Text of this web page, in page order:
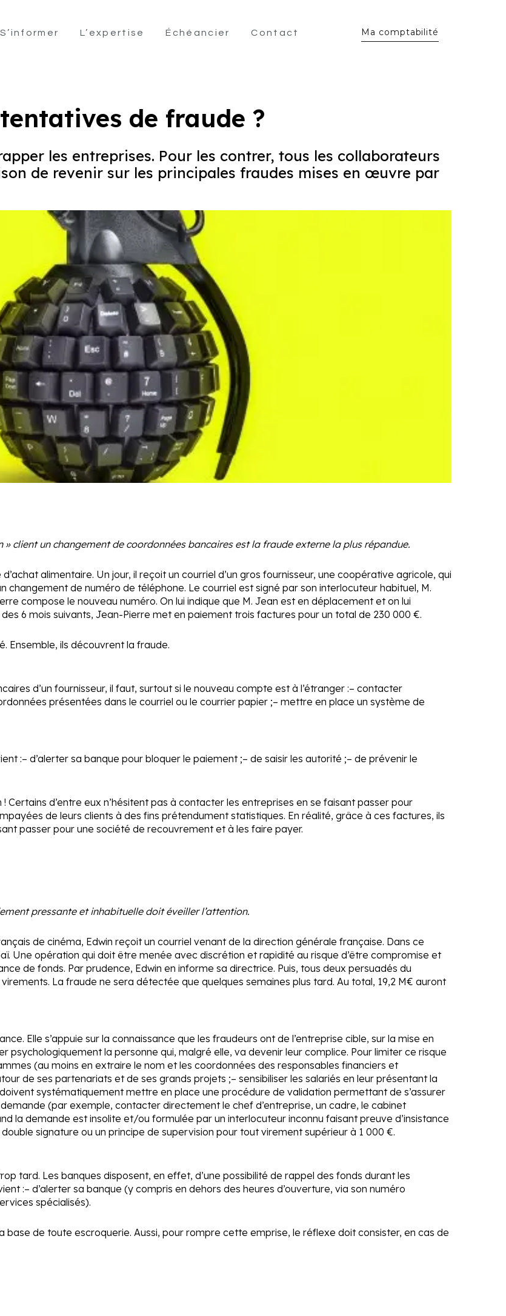
S’informer L’expertise Échéancier Contact Ma comptabilité
de fraude ?
les entreprises. Pour les contrer, tous les collaborateurs
de revenir sur les principales fraudes mises en œuvre par
client un changement de coordonnées bancaires est la fraude externe la plus répandue.
alimentaire. Un jour, il reçoit un courriel d’un gros fournisseur, une coopérative agricole, qui
changement de numéro de téléphone. Le courriel est signé par son interlocuteur habituel, M.
compose le nouveau numéro. On lui indique que M. Jean est en déplacement et on lui
6 mois suivants, Jean-Pierre met en paiement trois factures pour un total de 230 000 €.
Ensemble, ils découvrent la fraude.
d’un fournisseur, il faut, surtout si le nouveau compte est à l’étranger :– contacter
présentées dans le courriel ou le courrier papier ;– mettre en place un système de
:– d’alerter sa banque pour bloquer le paiement ;– de saisir les autorité ;– de prévenir le
Certains d’entre eux n’hésitent pas à contacter les entreprises en se faisant passer pour
de leurs clients à des fins prétendument statistiques. En réalité, grâce à ces factures, ils
passer pour une société de recouvrement et à les faire payer.
pressante et inhabituelle doit éveiller l’attention.
de cinéma, Edwin reçoit un courriel venant de la direction générale française. Dans ce
Une opération qui doit être menée avec discrétion et rapidité au risque d’être compromise et
de fonds. Par prudence, Edwin en informe sa directrice. Puis, tous deux persuadés du
La fraude ne sera détectée que quelques semaines plus tard. Au total, 19,2 M€ auront
Elle s’appuie sur la connaissance que les fraudeurs ont de l’entreprise cible, sur la mise en
psychologiquement la personne qui, malgré elle, va devenir leur complice. Pour limiter ce risque
(au moins en extraire le nom et les coordonnées des responsables financiers et
de ses partenariats et de ses grands projets ;– sensibiliser les salariés en leur présentant la
doivent systématiquement mettre en place une procédure de validation permettant de s’assurer
(par exemple, contacter directement le chef d’entreprise, un cadre, le cabinet
la demande est insolite et/ou formulée par un interlocuteur inconnu faisant preuve d’insistance
signature ou un principe de supervision pour tout virement supérieur à 1 000 €.
tard. Les banques disposent, en effet, d’une possibilité de rappel des fonds durant les
:– d’alerter sa banque (y compris en dehors des heures d’ouverture, via son numéro
spécialisés).
base de toute escroquerie. Aussi, pour rompre cette emprise, le réflexe doit consister, en cas de